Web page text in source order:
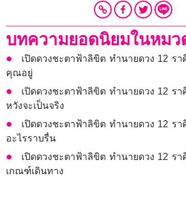
บทความยอดนิยมในหมว
เปิดดวงชะตาฟ้าลิขิต ทำนายดวง 12 ร
คุณอยู่
เปิดดวงชะตาฟ้าลิขิต ทำนายดวง 12 ร
หวังจะเป็นจริง
เปิดดวงชะตาฟ้าลิขิต ทำนายดวง 12 ร
อะไรราบรื่น
เปิดดวงชะตาฟ้าลิขิต ทำนายดวง 12 รา
เกณฑ์เดินทาง